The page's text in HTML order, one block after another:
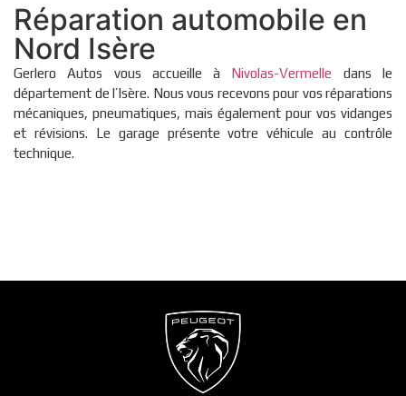
Réparation automobile en
Nord Isère
Gerlero Autos vous accueille à Nivolas-Vermelle dans le
département de l’Isère. Nous vous recevons pour vos réparations
mécaniques, pneumatiques, mais également pour vos vidanges
et révisions. Le garage présente votre véhicule au contrôle
technique.